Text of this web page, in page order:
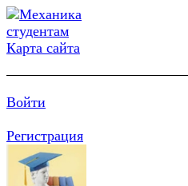
Карта сайта
Войти
Регистрация